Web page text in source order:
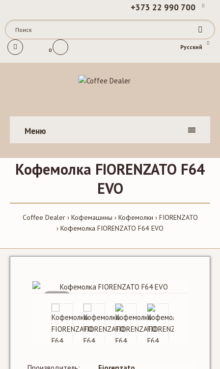
+373 22 990 700
0 Русский
Меню
Кофемолка FIORENZATO F64
EVO
Coffee Dealer Кофемашины Кофемолки
FIORENZATO
Кофемолка FIORENZATO F64 EVO